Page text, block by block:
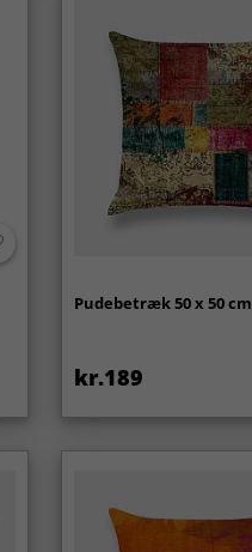
Pudebetræk 50 x 50 cm
kr.189